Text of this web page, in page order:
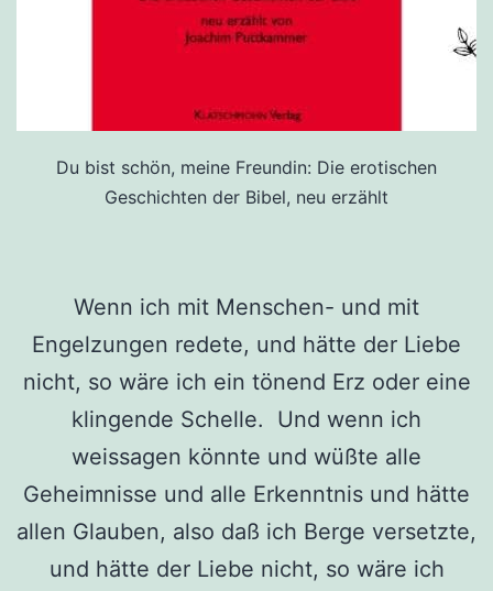
Du bist schön, meine Freundin: Die erotischen
Geschichten der Bibel, neu erzählt
Wenn ich mit Menschen- und mit
Engelzungen redete, und hätte der Liebe
nicht, so wäre ich ein tönend Erz oder eine
klingende Schelle. Und wenn ich
weissagen könnte und wüßte alle
Geheimnisse und alle Erkenntnis und hätte
allen Glauben, also daß ich Berge versetzte,
und hätte der Liebe nicht, so wäre ich